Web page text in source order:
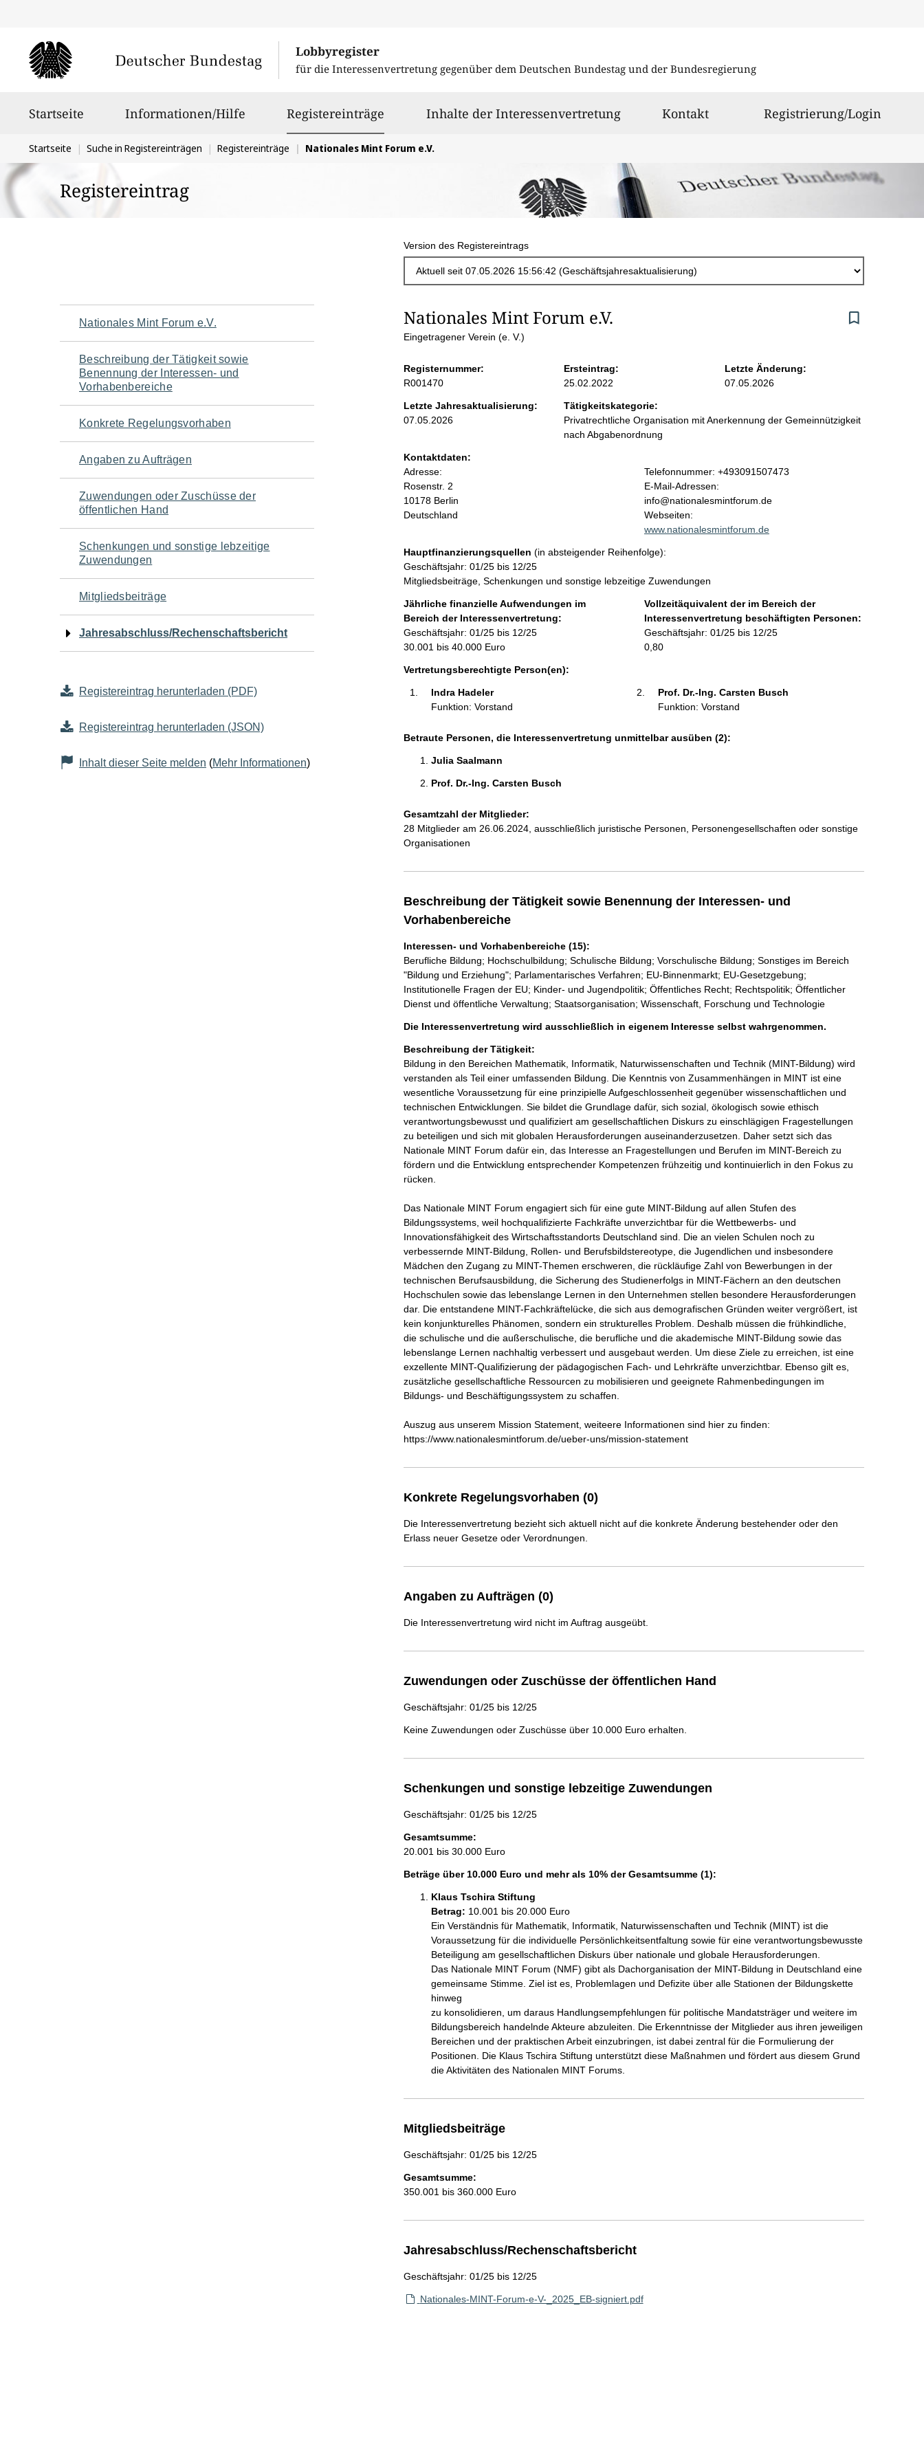
Lobbyregister
für die Interessenvertretung gegenüber dem Deutschen Bundestag und der Bundesregierung
Startseite Informationen/Hilfe Registereinträge ausgewähltInhalte der Interessenvertretung Kontakt Registrierung/Login
Sie
befinden
sich
hier:
Startseite Suche in Registereinträgen Registereinträge Nationales Mint Forum e.V.
Registereintrag
Version des Registereintrags
Navigation
für
den
Seiteninhalt
Nationales Mint Forum e.V.
Beschreibung der Tätigkeit sowie
Benennung der Interessen- und
Vorhabenbereiche
Konkrete Regelungsvorhaben
Angaben zu Aufträgen
Zuwendungen oder Zuschüsse der
öffentlichen Hand
Schenkungen und sonstige lebzeitige
Zuwendungen
Mitgliedsbeiträge
Jahresabschluss/Rechenschaftsbericht
Registereintrag herunterladen (PDF)
Registereintrag herunterladen (JSON)
Inhalt dieser Seite melden (Mehr Informationen)
S
i
t
e
n
i
n
h
a
l
t
Nationales Mint Forum e.V.
Eingetragener Verein (e. V.)
Registernummer:
R001470
Ersteintrag:
25.02.2022
Letzte Änderung:
07.05.2026
Letzte Jahresaktualisierung:
07.05.2026
Tätigkeitskategorie:
Privatrechtliche Organisation mit Anerkennung der Gemeinnützigkeit
nach Abgabenordnung
Kontaktdaten:
Adresse:
Rosenstr. 2
10178 Berlin
Deutschland
K
o
n
t
a
t
n
f
o
r
m
Telefonnummer: +493091507473
E-Mail-Adressen:
info@nationalesmintforum.de
Webseiten:
www.nationalesmintforum.de
Hauptfinanzierungsquellen (in absteigender Reihenfolge):
Geschäftsjahr: 01/25 bis 12/25
Mitgliedsbeiträge, Schenkungen und sonstige lebzeitige Zuwendungen
Jährliche finanzielle Aufwendungen im
Bereich der Interessenvertretung:
Geschäftsjahr: 01/25 bis 12/25
30.001 bis 40.000 Euro
Vollzeitäquivalent der im Bereich der
Interessenvertretung beschäftigten Personen:
Geschäftsjahr: 01/25 bis 12/25
0,80
Vertretungsberechtigte Person(en):
Indra Hadeler
Funktion: Vorstand
Prof. Dr.-Ing. Carsten Busch
Funktion: Vorstand
Betraute Personen, die Interessenvertretung unmittelbar ausüben (2):
Julia Saalmann
Prof. Dr.-Ing. Carsten Busch
Gesamtzahl der Mitglieder:
28 Mitglieder am 26.06.2024, ausschließlich juristische Personen, Personengesellschaften oder sonstige
Organisationen
Beschreibung der Tätigkeit sowie Benennung der Interessen- und
Vorhabenbereiche
Interessen- und Vorhabenbereiche (15):
Berufliche Bildung; Hochschulbildung; Schulische Bildung; Vorschulische Bildung; Sonstiges im Bereich
"Bildung und Erziehung"; Parlamentarisches Verfahren; EU-Binnenmarkt; EU-Gesetzgebung;
Institutionelle Fragen der EU; Kinder- und Jugendpolitik; Öffentliches Recht; Rechtspolitik; Öffentlicher
Dienst und öffentliche Verwaltung; Staatsorganisation; Wissenschaft, Forschung und Technologie
Die Interessenvertretung wird ausschließlich in eigenem Interesse selbst wahrgenommen.
Beschreibung der Tätigkeit:
Bildung in den Bereichen Mathematik, Informatik, Naturwissenschaften und Technik (MINT-Bildung) wird
verstanden als Teil einer umfassenden Bildung. Die Kenntnis von Zusammenhängen in MINT ist eine
wesentliche Voraussetzung für eine prinzipielle Aufgeschlossenheit gegenüber wissenschaftlichen und
technischen Entwicklungen. Sie bildet die Grundlage dafür, sich sozial, ökologisch sowie ethisch
verantwortungsbewusst und qualifiziert am gesellschaftlichen Diskurs zu einschlägigen Fragestellungen
zu beteiligen und sich mit globalen Herausforderungen auseinanderzusetzen. Daher setzt sich das
Nationale MINT Forum dafür ein, das Interesse an Fragestellungen und Berufen im MINT-Bereich zu
fördern und die Entwicklung entsprechender Kompetenzen frühzeitig und kontinuierlich in den Fokus zu
rücken.
Das Nationale MINT Forum engagiert sich für eine gute MINT-Bildung auf allen Stufen des
Bildungssystems, weil hochqualifizierte Fachkräfte unverzichtbar für die Wettbewerbs- und
Innovationsfähigkeit des Wirtschaftsstandorts Deutschland sind. Die an vielen Schulen noch zu
verbessernde MINT-Bildung, Rollen- und Berufsbildstereotype, die Jugendlichen und insbesondere
Mädchen den Zugang zu MINT-Themen erschweren, die rückläufige Zahl von Bewerbungen in der
technischen Berufsausbildung, die Sicherung des Studienerfolgs in MINT-Fächern an den deutschen
Hochschulen sowie das lebenslange Lernen in den Unternehmen stellen besondere Herausforderungen
dar. Die entstandene MINT-Fachkräftelücke, die sich aus demografischen Gründen weiter vergrößert, ist
kein konjunkturelles Phänomen, sondern ein strukturelles Problem. Deshalb müssen die frühkindliche,
die schulische und die außerschulische, die berufliche und die akademische MINT-Bildung sowie das
lebenslange Lernen nachhaltig verbessert und ausgebaut werden. Um diese Ziele zu erreichen, ist eine
exzellente MINT-Qualifizierung der pädagogischen Fach- und Lehrkräfte unverzichtbar. Ebenso gilt es,
zusätzliche gesellschaftliche Ressourcen zu mobilisieren und geeignete Rahmenbedingungen im
Bildungs- und Beschäftigungssystem zu schaffen.
Auszug aus unserem Mission Statement, weiteere Informationen sind hier zu finden:
https://www.nationalesmintforum.de/ueber-uns/mission-statement
Konkrete Regelungsvorhaben (0)
Die Interessenvertretung bezieht sich aktuell nicht auf die konkrete Änderung bestehender oder den
Erlass neuer Gesetze oder Verordnungen.
Angaben zu Aufträgen (0)
Die Interessenvertretung wird nicht im Auftrag ausgeübt.
Zuwendungen oder Zuschüsse der öffentlichen Hand
Geschäftsjahr: 01/25 bis 12/25
Keine Zuwendungen oder Zuschüsse über 10.000 Euro erhalten.
Schenkungen und sonstige lebzeitige Zuwendungen
Geschäftsjahr: 01/25 bis 12/25
Gesamtsumme:
20.001 bis 30.000 Euro
Beträge über 10.000 Euro und mehr als 10% der Gesamtsumme (1):
Klaus Tschira Stiftung
Betrag: 10.001 bis 20.000 Euro
Ein Verständnis für Mathematik, Informatik, Naturwissenschaften und Technik (MINT) ist die
Voraussetzung für die individuelle Persönlichkeitsentfaltung sowie für eine verantwortungsbewusste
Beteiligung am gesellschaftlichen Diskurs über nationale und globale Herausforderungen.
Das Nationale MINT Forum (NMF) gibt als Dachorganisation der MINT-Bildung in Deutschland eine
gemeinsame Stimme. Ziel ist es, Problemlagen und Defizite über alle Stationen der Bildungskette
hinweg
zu konsolidieren, um daraus Handlungsempfehlungen für politische Mandatsträger und weitere im
Bildungsbereich handelnde Akteure abzuleiten. Die Erkenntnisse der Mitglieder aus ihren jeweiligen
Bereichen und der praktischen Arbeit einzubringen, ist dabei zentral für die Formulierung der
Positionen. Die Klaus Tschira Stiftung unterstützt diese Maßnahmen und fördert aus diesem Grund
die Aktivitäten des Nationalen MINT Forums.
Mitgliedsbeiträge
Geschäftsjahr: 01/25 bis 12/25
Gesamtsumme:
350.001 bis 360.000 Euro
Jahresabschluss/Rechenschaftsbericht
Geschäftsjahr: 01/25 bis 12/25
Nationales-MINT-Forum-e-V-_2025_EB-signiert.pdf